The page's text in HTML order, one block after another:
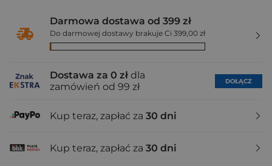
Darmowa dostawa od 399 zł
Do darmowej dostawy brakuje Ci 399,00 zł
Dostawa za 0 zł dla
zamówień od 99 zł
DOŁĄCZ
Kup teraz, zapłać za 30 dni
Kup teraz, zapłać za 30 dni